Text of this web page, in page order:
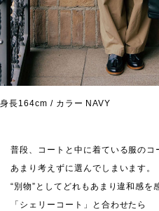
身長164cm / カラー NAVY
普段、コートと中に着ている服のコ
あまり考えずに選んでしまいます。
“別物”としてどれもあまり違和感を
「シェリーコート」と合わせたら